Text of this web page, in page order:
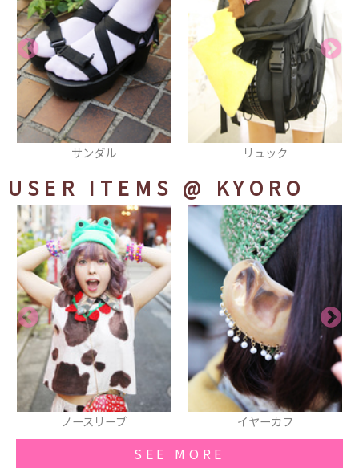
リュック カットソー
USER ITEMS @ KYORO
イヤーカフ ポシェット
SEE MORE